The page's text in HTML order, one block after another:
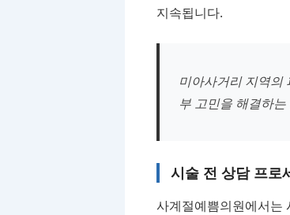
지속됩니다.
미아사거리 지역의
부 고민을 해결하는
시술 전 상담 프로
사계절예쁨의원에서는